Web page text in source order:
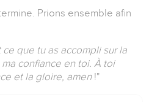
Prions ensemble afin
que tu as accompli sur la
confiance en toi. À toi
et la gloire, amen!"